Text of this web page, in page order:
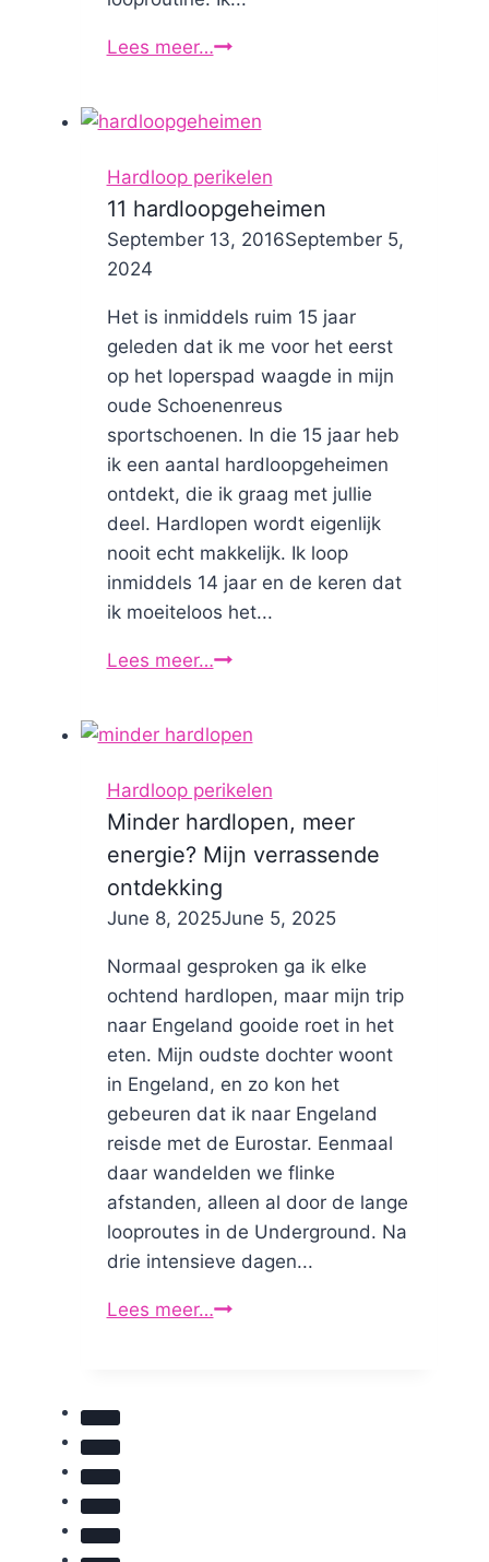
Lees meer…Hardlopen
corona
hebt
Hardloop perikelen
11 hardloopgeheimen
ByNicole
September 13, 2016September 5,
2024
Het is inmiddels ruim 15 jaar
geleden dat ik me voor het eerst
op het loperspad waagde in mijn
oude Schoenenreus
sportschoenen. In die 15 jaar heb
ik een aantal hardloopgeheimen
ontdekt, die ik graag met jullie
deel. Hardlopen wordt eigenlijk
nooit echt makkelijk. Ik loop
inmiddels 14 jaar en de keren dat
ik moeiteloos het...
Lees meer…11
Hardloop perikelen
Minder hardlopen, meer
energie? Mijn verrassende
ontdekking
ByNicole
June 8, 2025June 5, 2025
Normaal gesproken ga ik elke
ochtend hardlopen, maar mijn trip
naar Engeland gooide roet in het
eten. Mijn oudste dochter woont
in Engeland, en zo kon het
gebeuren dat ik naar Engeland
reisde met de Eurostar. Eenmaal
daar wandelden we flinke
afstanden, alleen al door de lange
looproutes in de Underground. Na
drie intensieve dagen...
Lees meer…Minder